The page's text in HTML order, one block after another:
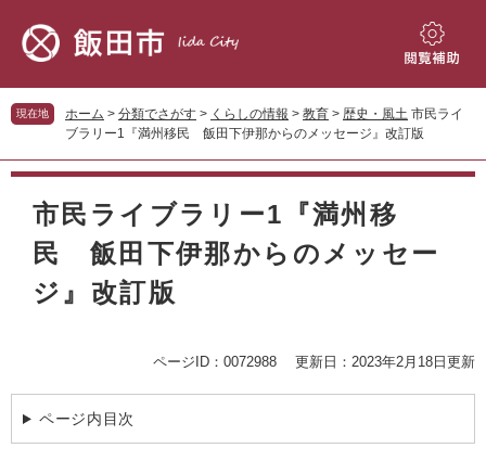
先
頭
す。
を
飛
し
閲
補
助
現在地 ホーム > 分類でさがす > くらしの情報 > 教育 > 歴史・風土 市民ライ
ブラリー1『満州移民 飯田下伊那からのメッセージ』改訂版
本
市民ライブラリー1『満州移
民 飯田下伊那からのメッセー
ジ』改訂版
ページID：0072988 更新日：2023年2月18日更新
ページ内目次